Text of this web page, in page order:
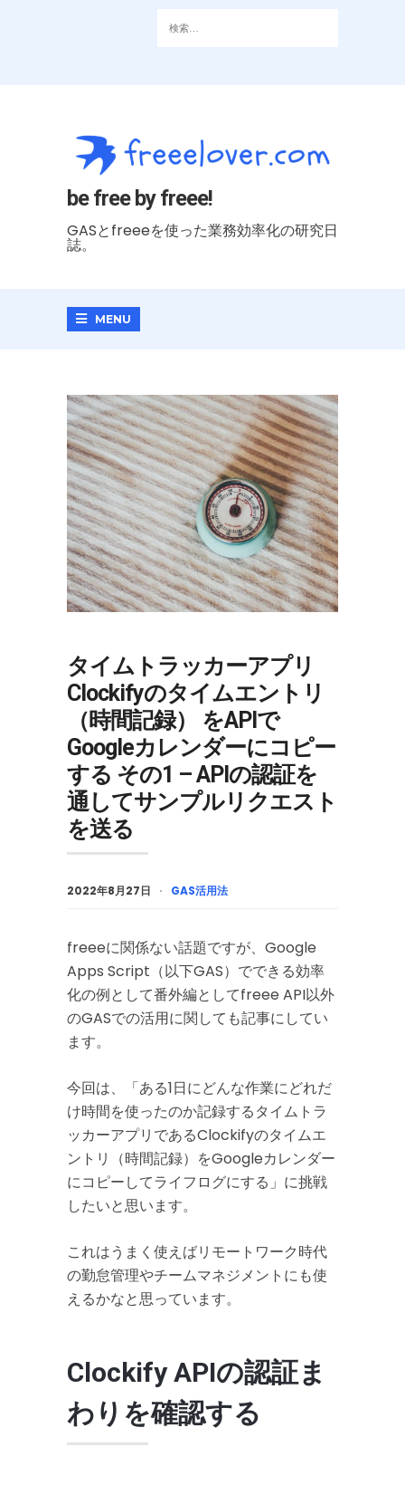
be free by freee!
GASとfreeeを使った業務効率化の研究日
誌。
MENU
タイムトラッカーアプリ
Clockifyのタイムエントリ
（時間記録） をAPIで
Googleカレンダーにコピー
する その1 – APIの認証を
通してサンプルリクエスト
を送る
2022年8月27日 GAS活用法
freeeに関係ない話題ですが、Google
Apps Script（以下GAS）でできる効率
化の例として番外編としてfreee API以外
のGASでの活用に関しても記事にしてい
ます。
今回は、「ある1日にどんな作業にどれだ
け時間を使ったのか記録するタイムトラ
ッカーアプリであるClockifyのタイムエ
ントリ（時間記録）をGoogleカレンダー
にコピーしてライフログにする」に挑戦
したいと思います。
これはうまく使えばリモートワーク時代
の勤怠管理やチームマネジメントにも使
えるかなと思っています。
Clockify APIの認証ま
わりを確認する